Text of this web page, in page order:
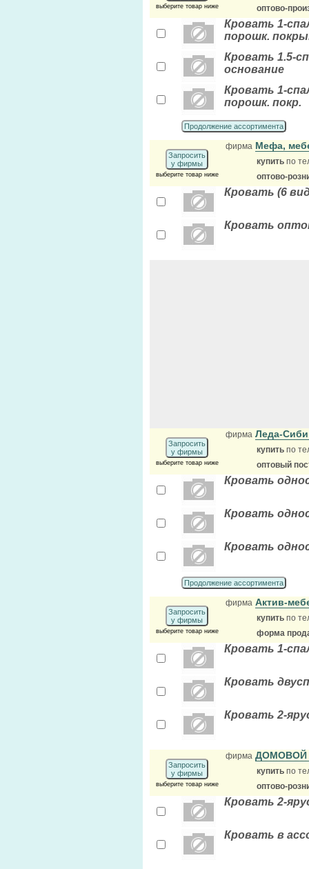
выберите товар ниже
оптово-
Кровать 1-
порошк.
Кровать 1.5-
основание
Кровать 1-
порошк. покр.
Продолжение ассортимента
Запросить
у фирмы
выберите товар ниже
фирма Мефа,
купить по
оптово-
Кровать (6
Кровать
Запросить
у фирмы
выберите товар ниже
фирма Леда-
купить по
оптовый
Кровать
Кровать
Кровать
Продолжение ассортимента
Запросить
у фирмы
выберите товар ниже
фирма Актив-
купить по
форма
Кровать 1-
Кровать
Кровать 2-
Запросить
у фирмы
выберите товар ниже
фирма ДОМОВОЙ
купить по
оптово-
Кровать 2-
Кровать в